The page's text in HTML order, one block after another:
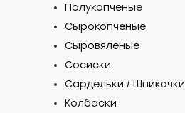
Полукопченые
Сырокопченые
Сыровяленые
Сосиски
Сардельки / Шпикачки
Колбаски